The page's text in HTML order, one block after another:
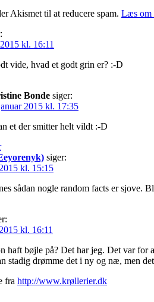
Akismet til at reducere spam. Læs om
kl. 16:11
vide, hvad et godt grin er? :-D
Bonde siger:
2015 kl. 17:35
et der smitter helt vildt :-D
siger:
kl. 15:15
sådan nogle random facts er sjove.
kl. 16:11
haft bøjle på? Det har jeg. Det var for
stadig drømme det i ny og næ, men
fra http://www.krøllerier.dk